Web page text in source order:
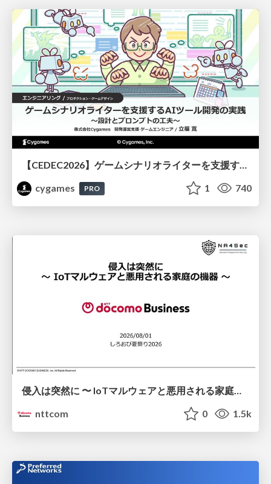
【CEDEC2026】ゲームシナリオライターを支援するAIツール開発の実践 ― 設計とプロンプトの工夫 ―
cygames
PRO 1 740
侵入は突然に 〜 IoTマルウェアと悪用される家庭の機器 ～ / When Intrusion Strikes: IoT Malware and the Abuse of Home Devices
nttcom
0 1.5k